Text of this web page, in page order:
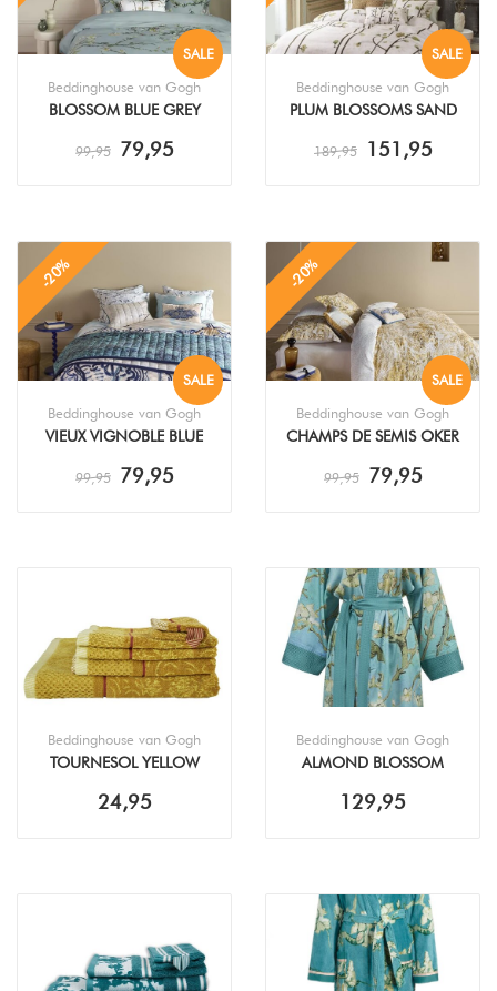
SALE
Beddinghouse van Gogh
BLOSSOM BLUE GREY
99,95 79,95
SALE
Beddinghouse van Gogh
PLUM BLOSSOMS SAND
189,95 151,95
SALE
-20%
Beddinghouse van Gogh
VIEUX VIGNOBLE BLUE
99,95 79,95
SALE
-20%
Beddinghouse van Gogh
CHAMPS DE SEMIS OKER
99,95 79,95
Beddinghouse van Gogh
TOURNESOL YELLOW
24,95
Beddinghouse van Gogh
ALMOND BLOSSOM
129,95